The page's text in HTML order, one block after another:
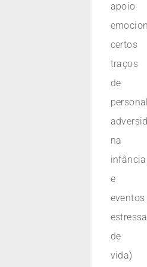
apoio
certos
traços
de
na
infância
e
eventos
de
vida)